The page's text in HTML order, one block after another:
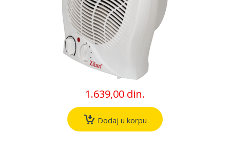
1.639,00 din.
Dodaj u korpu